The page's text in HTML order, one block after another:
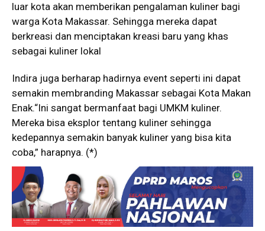
luar kota akan memberikan pengalaman kuliner bagi
warga Kota Makassar. Sehingga mereka dapat
berkreasi dan menciptakan kreasi baru yang khas
sebagai kuliner lokal
Indira juga berharap hadirnya event seperti ini dapat
semakin membranding Makassar sebagai Kota Makan
Enak.“Ini sangat bermanfaat bagi UMKM kuliner.
Mereka bisa eksplor tentang kuliner sehingga
kedepannya semakin banyak kuliner yang bisa kita
coba,” harapnya. (*)